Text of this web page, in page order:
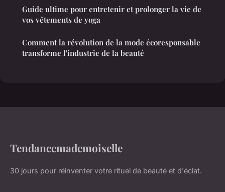
Guide ultime pour entretenir et prolonger la vie de
vos vêtements de yoga
Comment la révolution de la mode écoresponsable
transforme l'industrie de la beauté
Tendancemademoiselle
30 jours pour réinventer votre rituel de beauté et d'éclat.